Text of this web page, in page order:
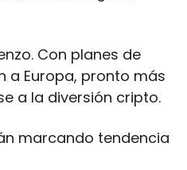
Con planes de
a Europa, pronto más
a la diversión cripto.
marcando tendencia